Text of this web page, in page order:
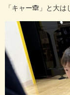
「キャー🙈」と大